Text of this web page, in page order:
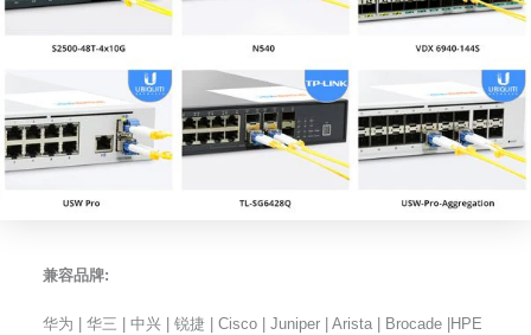
兼容品牌:
华为 | 华三 | 中兴 | 锐捷 | Cisco | Juniper | Arista | Brocade |HPE